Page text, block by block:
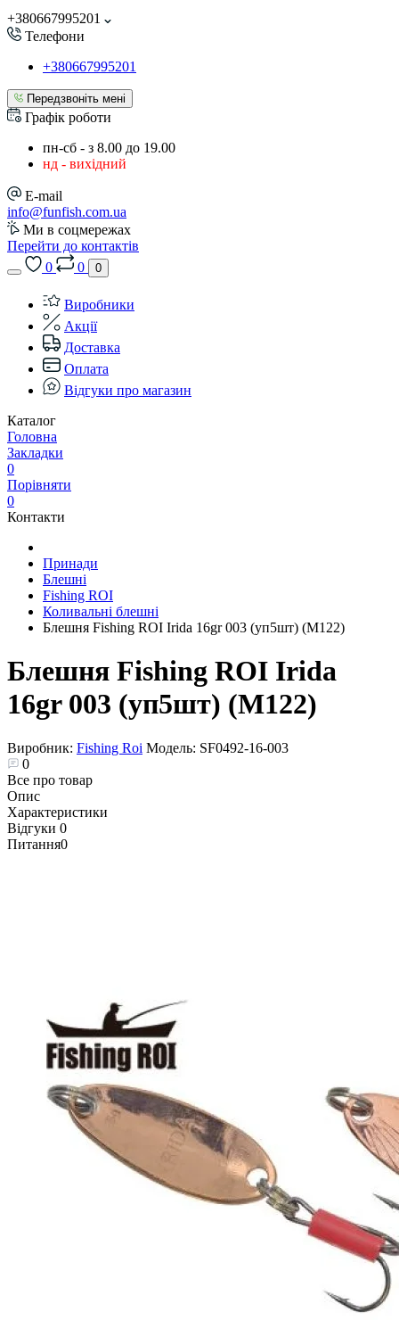
+380667995201
Телефони
+380667995201
Передзвоніть мені
Графік роботи
пн-сб - з 8.00 до 19.00
нд - вихідний
E-mail
info@funfish.com.ua
Ми в соцмережах
Перейти до контактів
0
0 0
Виробники
Акції
Доставка
Оплата
Відгуки про магазин
Каталог
Головна
Закладки
0
Порівняти
0
Контакти
Принади
Блешні
Fishing ROI
Коливальні блешні
Блешня Fishing ROI Irida 16gr 003 (уп5шт) (M122)
Блешня Fishing ROI Irida
16gr 003 (уп5шт) (M122)
Виробник: Fishing Roi Модель: SF0492-16-003
0
Все про товар
Опис
Характеристики
Відгуки 0
Питання0